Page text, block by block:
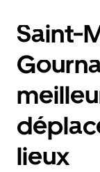
Saint-
lieux